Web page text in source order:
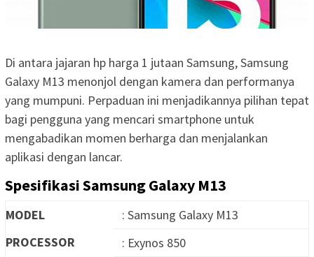
Di antara jajaran hp harga 1 jutaan Samsung, Samsung
Galaxy M13 menonjol dengan kamera dan performanya
yang mumpuni. Perpaduan ini menjadikannya pilihan tepat
bagi pengguna yang mencari smartphone untuk
mengabadikan momen berharga dan menjalankan
aplikasi dengan lancar.
Spesifikasi Samsung Galaxy M13
MODEL
: Samsung Galaxy M13
PROCESSOR
: Exynos 850